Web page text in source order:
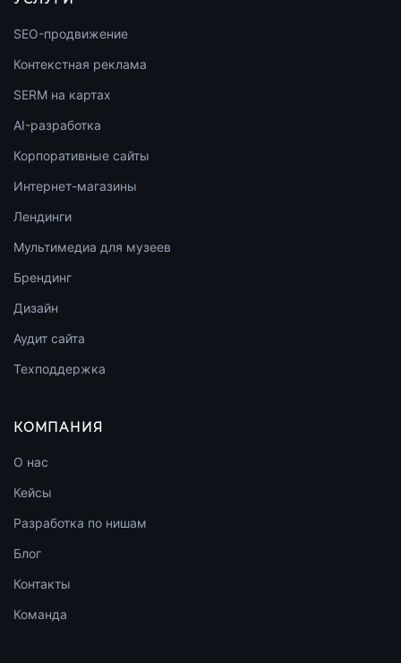
SEO-продвижение
Контекстная реклама
SERM на картах
AI-разработка
Корпоративные сайты
Интернет-магазины
Лендинги
Мультимедиа для музеев
Брендинг
Дизайн
Аудит сайта
Техподдержка
КОМПАНИЯ
О нас
Кейсы
Разработка по нишам
Блог
Контакты
Команда